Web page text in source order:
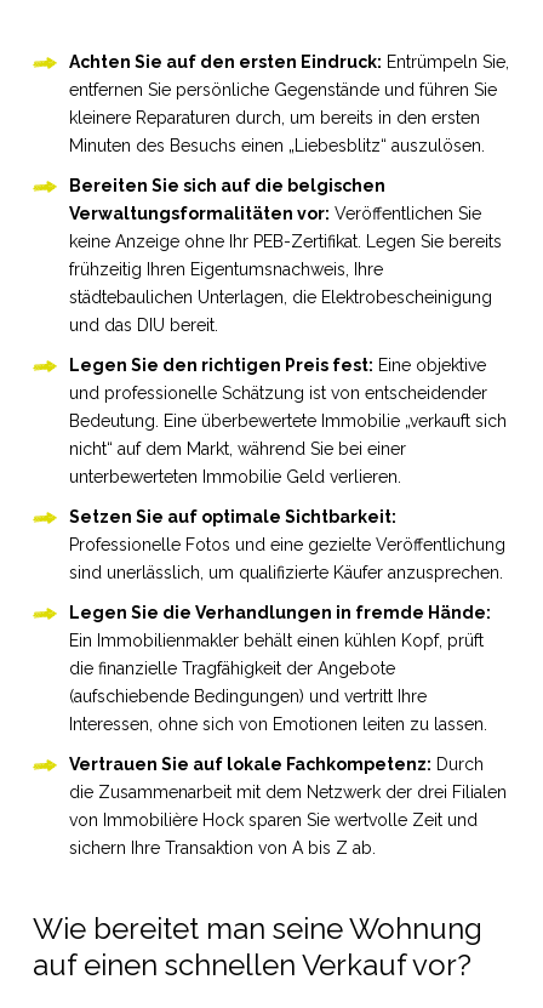
Achten Sie auf den ersten Eindruck: Entrümpeln Sie,
entfernen Sie persönliche Gegenstände und führen Sie
kleinere Reparaturen durch, um bereits in den ersten
Minuten des Besuchs einen „Liebesblitz“ auszulösen.
Bereiten Sie sich auf die belgischen
Verwaltungsformalitäten vor: Veröffentlichen Sie
keine Anzeige ohne Ihr PEB-Zertifikat. Legen Sie bereits
frühzeitig Ihren Eigentumsnachweis, Ihre
städtebaulichen Unterlagen, die Elektrobescheinigung
und das DIU bereit.
Legen Sie den richtigen Preis fest: Eine objektive
und professionelle Schätzung ist von entscheidender
Bedeutung. Eine überbewertete Immobilie „verkauft sich
nicht“ auf dem Markt, während Sie bei einer
unterbewerteten Immobilie Geld verlieren.
Setzen Sie auf optimale Sichtbarkeit:
Professionelle Fotos und eine gezielte Veröffentlichung
sind unerlässlich, um qualifizierte Käufer anzusprechen.
Legen Sie die Verhandlungen in fremde Hände:
Ein Immobilienmakler behält einen kühlen Kopf, prüft
die finanzielle Tragfähigkeit der Angebote
(aufschiebende Bedingungen) und vertritt Ihre
Interessen, ohne sich von Emotionen leiten zu lassen.
Vertrauen Sie auf lokale Fachkompetenz: Durch
die Zusammenarbeit mit dem Netzwerk der drei Filialen
von Immobilière Hock sparen Sie wertvolle Zeit und
sichern Ihre Transaktion von A bis Z ab.
Wie bereitet man seine Wohnung
auf einen schnellen Verkauf vor?